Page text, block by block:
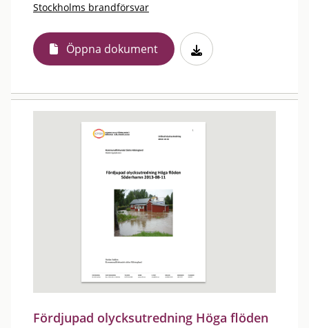
Stockholms brandförsvar
Öppna dokument
Fördjupad olycksutredning Höga flöden